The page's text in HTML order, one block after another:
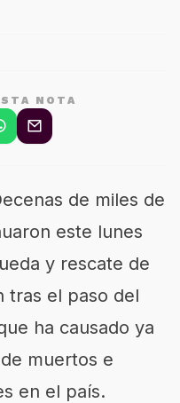
NOTA
de miles de
este lunes
y rescate de
tras el paso del
ha causado ya
muertos e
en el país.